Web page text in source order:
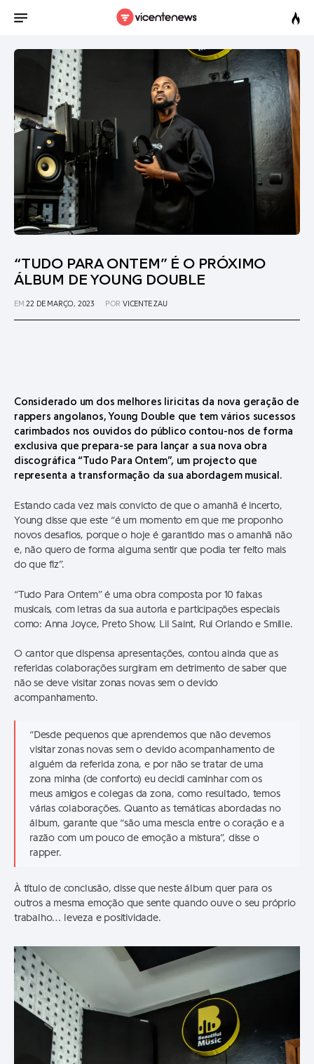
“TUDO PARA ONTEM” É O PRÓXIMO
ÁLBUM DE YOUNG DOUBLE
EM22 DE MARÇO, 2023 PORVICENTE ZAU
Considerado um dos melhores liricitas da nova geração de
rappers angolanos, Young Double que tem vários sucessos
carimbados nos ouvidos do público contou-nos de forma
exclusiva que prepara-se para lançar a sua nova obra
discográfica “Tudo Para Ontem”, um projecto que
representa a transformação da sua abordagem musical.
Estando cada vez mais convicto de que o amanhã é incerto,
Young disse que este “é um momento em que me proponho
novos desafios, porque o hoje é garantido mas o amanhã não
e, não quero de forma alguma sentir que podia ter feito mais
do que fiz”.
“Tudo Para Ontem” é uma obra composta por 10 faixas
musicais, com letras da sua autoria e participações especiais
como: Anna Joyce, Preto Show, Lil Saint, Rui Orlando e Smille.
O cantor que dispensa apresentações, contou ainda que as
referidas colaborações surgiram em detrimento de saber que
não se deve visitar zonas novas sem o devido
acompanhamento.
“Desde pequenos que aprendemos que não devemos
visitar zonas novas sem o devido acompanhamento de
alguém da referida zona, e por não se tratar de uma
zona minha (de conforto) eu decidi caminhar com os
meus amigos e colegas da zona, como resultado, temos
várias colaborações. Quanto as temáticas abordadas no
álbum, garante que “são uma mescla entre o coração e a
razão com um pouco de emoção a mistura”, disse o
rapper.
À título de conclusão, disse que neste álbum quer para os
outros a mesma emoção que sente quando ouve o seu próprio
trabalho… leveza e positividade.